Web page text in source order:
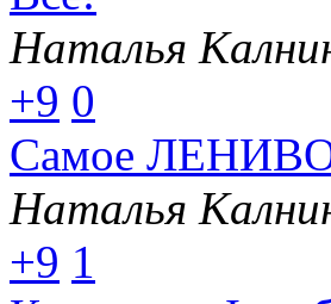
Наталья
+9 0
Самое
Наталья
+9 1